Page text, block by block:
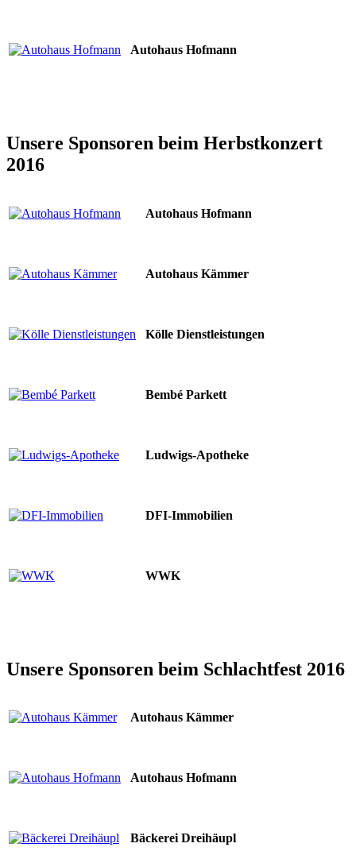
Autohaus Hofmann
Unsere Sponsoren beim Herbstkonzert
2016
Autohaus Hofmann
Autohaus Kämmer
Kölle Dienstleistungen
Bembé Parkett
Ludwigs-Apotheke
DFI-Immobilien
WWK
Unsere Sponsoren beim Schlachtfest 2016
Autohaus Kämmer
Autohaus Hofmann
Bäckerei Dreihäupl